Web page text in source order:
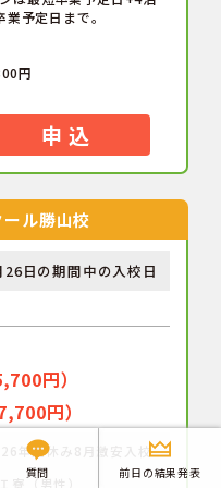
予定日まで。
円
申 込
ル勝山校
日の期間中の入校日
円）
円）
年夏休み8月激安入校
寮（男性）
質問 前日の結果発表